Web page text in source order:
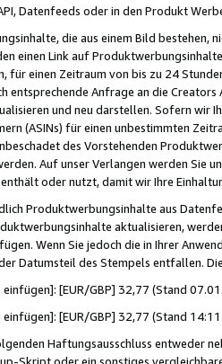
Datenfeeds oder in den Produkt
die aus einem Bild bestehen,
einen Link auf
für einen Zeitraum von bis zu 24
entsprechende Anfrage an die
und neu darstellen. Sofern wir
(ASINs) für einen unbestimmten
des Vorstehenden
Auf unser Verlangen werden Sie
oder nutzt, damit wir Ihre
Produktwerbungsinhalte aus
aktualisieren,
Wenn Sie jedoch die in Ihrer
Datumsteil des Stempels entfallen.
einfügen]: [EUR/GBP] 32,77 (Stand
einfügen]: [EUR/GBP] 32,77 (Stand
Haftungsausschluss entweder
Skript oder ein sonstiges